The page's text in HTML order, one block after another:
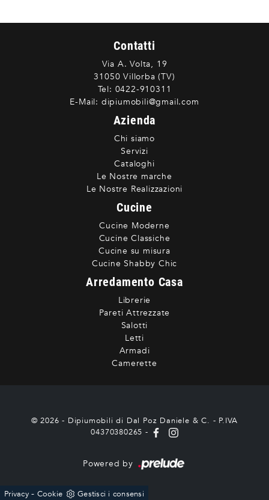
Contatti
Via A. Volta, 19
31050 Villorba (TV)
Tel: 0422-910311
E-Mail: dipiumobili@gmail.com
Azienda
Chi siamo
Servizi
Cataloghi
Le Nostre marche
Le Nostre Realizzazioni
Cucine
Cucine Moderne
Cucine Classiche
Cucine su misura
Cucine Shabby Chic
Arredamento Casa
Librerie
Pareti Attrezzate
Salotti
Letti
Armadi
Camerette
© 2026 - Dipiumobili di Dal Poz Daniele & C. - P.IVA
04370380265 -
Powered by
Privacy- Cookie Gestisci i consensi